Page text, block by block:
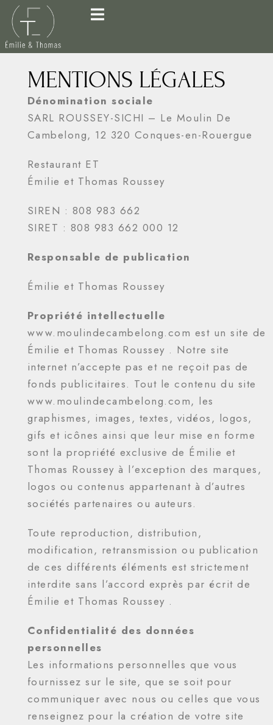
MENTIONS LÉGALES
Dénomination sociale
SARL ROUSSEY-SICHI – Le Moulin De
Cambelong, 12 320 Conques-en-Rouergue
Restaurant ET
Émilie et Thomas Roussey
SIREN : 808 983 662
SIRET : 808 983 662 000 12
Responsable de publication
Émilie et Thomas Roussey
Propriété intellectuelle
www.moulindecambelong.com est un site de
Émilie et Thomas Roussey . Notre site
internet n’accepte pas et ne reçoit pas de
fonds publicitaires. Tout le contenu du site
www.moulindecambelong.com, les
graphismes, images, textes, vidéos, logos,
gifs et icônes ainsi que leur mise en forme
sont la propriété exclusive de Émilie et
Thomas Roussey à l’exception des marques,
logos ou contenus appartenant à d’autres
sociétés partenaires ou auteurs.
Toute reproduction, distribution,
modification, retransmission ou publication
de ces différents éléments est strictement
interdite sans l’accord exprès par écrit de
Émilie et Thomas Roussey .
Confidentialité des données
personnelles
Les informations personnelles que vous
fournissez sur le site, que se soit pour
communiquer avec nous ou celles que vous
renseignez pour la création de votre site